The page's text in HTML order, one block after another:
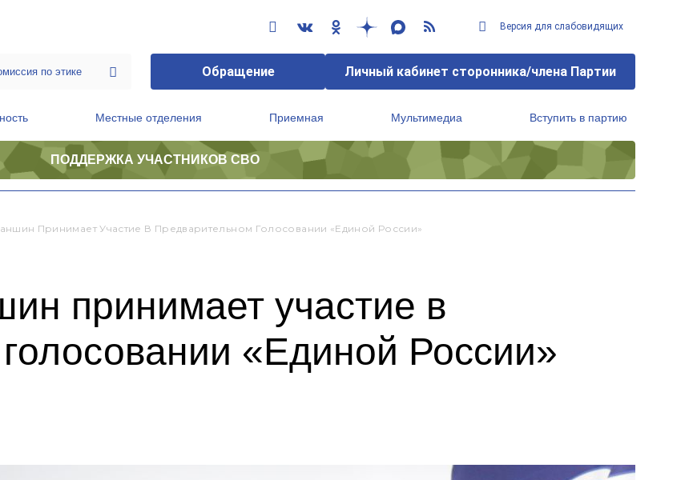
Версия для слабовидящих
Обращение Личный кабинет сторонника/члена Партии
Местные отделения Приемная Мультимедиа Вступить в партию
ПОДДЕРЖКА УЧАСТНИКОВ СВО
Принимает Участие В Предварительном Голосовании «Единой России»
принимает участие в
«Единой России»